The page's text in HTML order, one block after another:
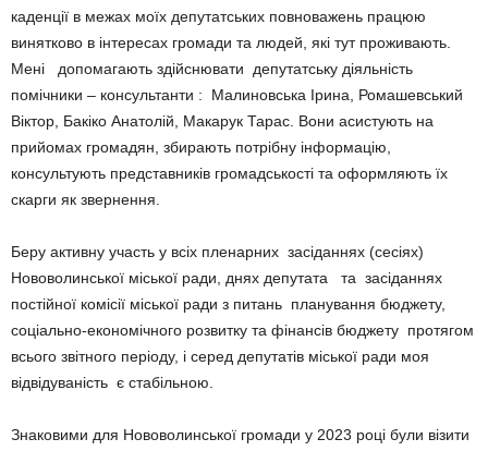
каденції в межах моїх депутатських повноважень працюю
винятково в інтересах громади та людей, які тут проживають.
Мені допомагають здійснювати депутатську діяльність
помічники – консультанти : Малиновська Ірина, Ромашевський
Віктор, Бакіко Анатолій, Макарук Тарас. Вони асистують на
прийомах громадян, збирають потрібну інформацію,
консультують представників громадськості та оформляють їх
скарги як звернення.
Беру активну участь у всіх пленарних засіданнях (сесіях)
Нововолинської міської ради, днях депутата та засіданнях
постійної комісії міської ради з питань планування бюджету,
соціально-економічного розвитку та фінансів бюджету протягом
всього звітного періоду, і серед депутатів міської ради моя
відвідуваність є стабільною.
Знаковими для Нововолинської громади у 2023 році були візити